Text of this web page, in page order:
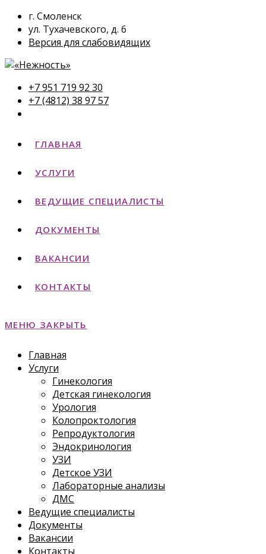
г. Смоленск
ул. Тухачевского, д. 6
Версия для слабовидящих
+7 951 719 92 30
+7 (4812) 38 97 57
ГЛАВНАЯ
УСЛУГИ
ВЕДУЩИЕ СПЕЦИАЛИСТЫ
ДОКУМЕНТЫ
ВАКАНСИИ
КОНТАКТЫ
МЕНЮ ЗАКРЫТЬ
Главная
Услуги
Гинекология
Детская гинекология
Урология
Колопроктология
Репродуктология
Эндокринология
УЗИ
Детское УЗИ
Лабораторные анализы
ДМС
Ведущие специалисты
Документы
Вакансии
Контакты